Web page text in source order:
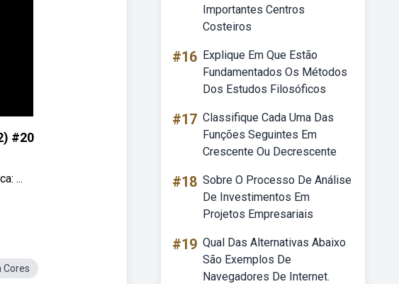
#20
...
Cores
Importantes Centros
Costeiros
#16 Explique Em Que Estão
Fundamentados Os Métodos
Dos Estudos Filosóficos
#17 Classifique Cada Uma Das
Funções Seguintes Em
Crescente Ou Decrescente
#18 Sobre O Processo De Análise
De Investimentos Em
Projetos Empresariais
#19 Qual Das Alternativas Abaixo
São Exemplos De
Navegadores De Internet.